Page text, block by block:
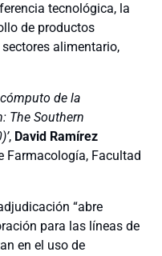
tecnológica, la
de productos
alimentario,
de la
The Southern
, David Ramírez
Farmacología, Facultad
“abre
para las líneas de
en el uso de